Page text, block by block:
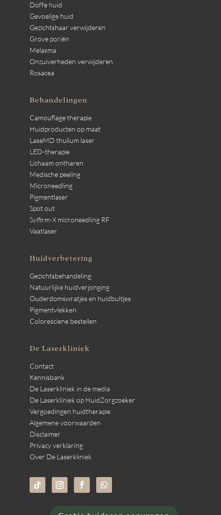
Doffe huid
Gevoelige huid
Gezichtshaar verwijderen
Grove poriën
Melasma
Onzuiverheden verwijderen
Rosacea
Behandelingen
Camouflage therapie
Huidproducten op maat
LaseMD thulium laser
LED-therapie
Lichaam ontharen
Medische peeling
Microneedling
Pigmentlaser
Spot out
Sylfirm-X microneedling RF
Vaatlaser
Huidverbetering
Gezichtsbehandeling
Natuurlijke huidverjonging
Ouderdomswratjes en huidbultjes
Pigmentvlekken
Coloresciene bestellen
De Laserkliniek
Contact
Kennisbank
De Laserkliniek in de media
De Laserkliniek op HuidZorgzoeker
Vergoedingen huidtherapie
Algemene voorwaarden
Disclaimer
Privacy verklaring
Over De Laserkliniek